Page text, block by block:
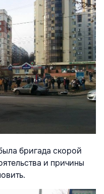
бригада скорой
и причины